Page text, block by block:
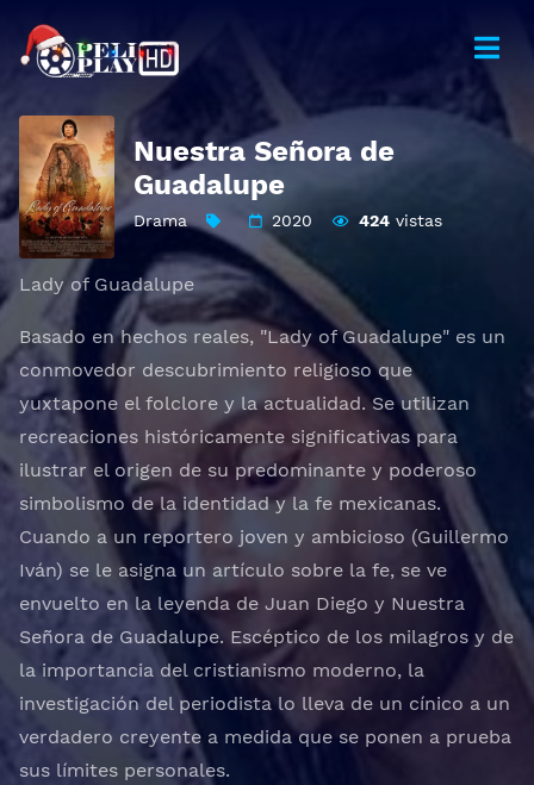
Nuestra Señora de
Guadalupe
Drama 2020 424vistas
Lady of Guadalupe
Basado en hechos reales, "Lady of Guadalupe" es un
conmovedor descubrimiento religioso que
yuxtapone el folclore y la actualidad. Se utilizan
recreaciones históricamente significativas para
ilustrar el origen de su predominante y poderoso
simbolismo de la identidad y la fe mexicanas.
Cuando a un reportero joven y ambicioso (Guillermo
Iván) se le asigna un artículo sobre la fe, se ve
envuelto en la leyenda de Juan Diego y Nuestra
Señora de Guadalupe. Escéptico de los milagros y de
la importancia del cristianismo moderno, la
investigación del periodista lo lleva de un cínico a un
verdadero creyente a medida que se ponen a prueba
sus límites personales.